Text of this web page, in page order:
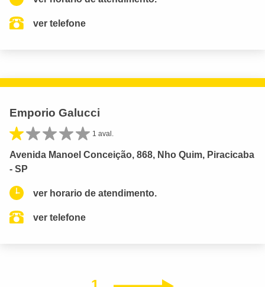
ver telefone
Emporio Galucci
1 aval.
Avenida Manoel Conceição, 868, Nho Quim, Piracicaba
- SP
ver horario de atendimento.
ver telefone